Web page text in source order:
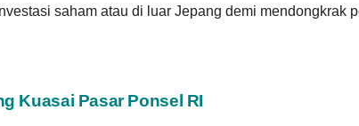
saham atau di luar Jepang demi mendongkrak
Kuasai Pasar Ponsel RI